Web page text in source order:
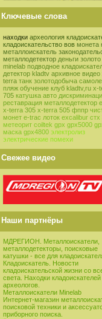
Ключевые слова
находки археология
кладоискательство вов монета
металлоискатель
металлодетектор деньги золото
minelab подводное
детектор kladtv архивное видео
terra танк золотодобыча
пляж обучение клуб kladtv,ru x-
705 катушка авто
реставрация металлодетектор
x-terra 305 x-terra 505 фппр
монет e-trac лоток excalibur стх
метеорит coiltek gpx gpx5000
маска gpx4800 электролиз
электрические помехи
Свежее видео
Наши партнёры
МДРЕГИОН. Металлоискатели,
металлодетекторы, поисковые
катушки - все для
Кладоискатель. Новости
кладоискательской жизни со
света. Находки кладоискателей
археологов.
Металлоискатели Minelab
Интернет-магазин
поисковой техники и
приборного поиска.